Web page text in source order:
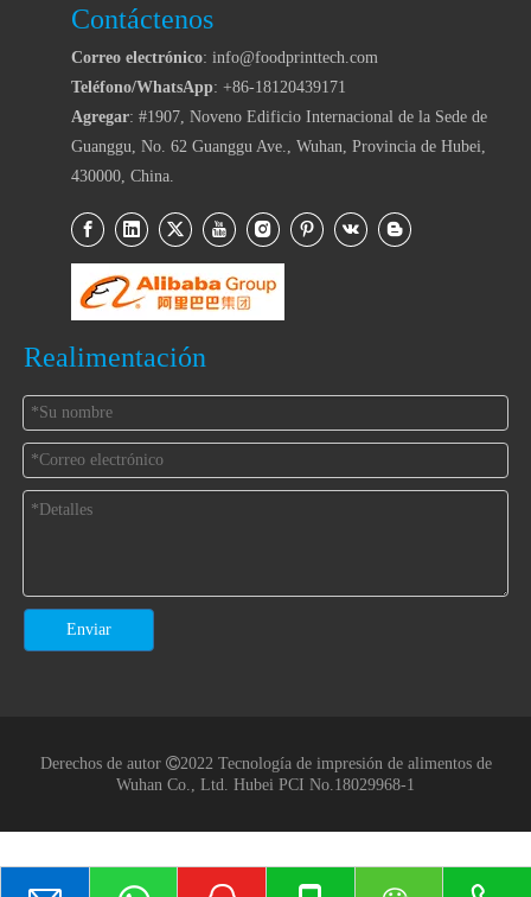
Contáctenos
Correo electrónico: info@foodprinttech.com
Teléfono/WhatsApp: +86-18120439171
Agregar: #1907, Noveno Edificio Internacional de la Sede de
Guanggu, No. 62 Guanggu Ave., Wuhan, Provincia de Hubei,
430000, China.
Realimentación
Enviar
Derechos de autor 2022 Tecnología de impresión de alimentos de
Wuhan Co., Ltd. Hubei PCI No.18029968-1